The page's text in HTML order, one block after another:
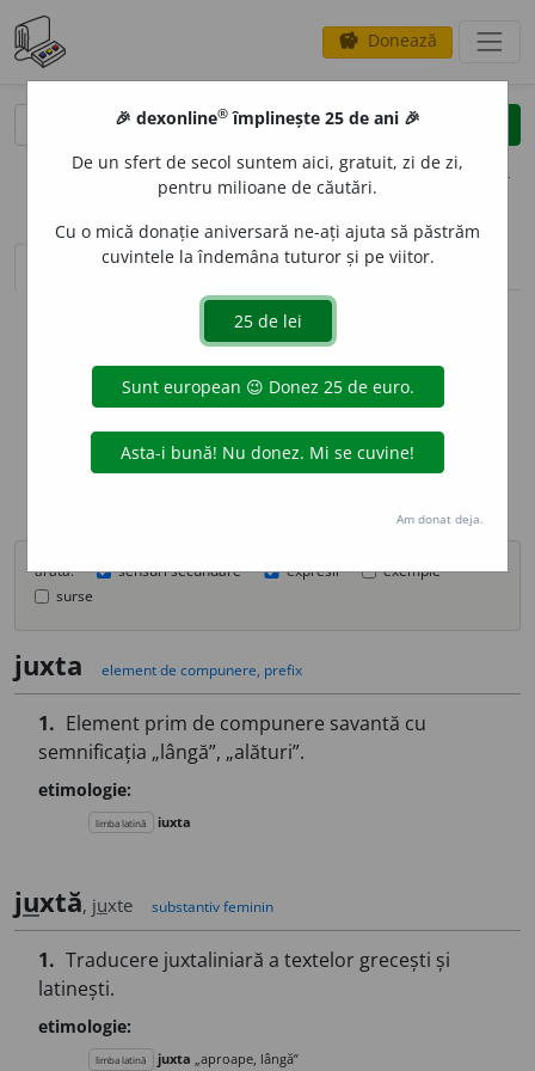
savings Donează
clear
opțiuni
sinteza definițiilor (2) definiții (17) declinări
info
Aceste definiții sunt compilate de
echipa dexonline. Definițiile
originale se află pe filadefiniții.
preferințe
arată: sensuri secundare expresii
exemple
surse
juxta element de compunere, prefix
1. Element prim de compunere savantă cu
semnificația „lângă”, „alături”.
etimologie:
limba latină iuxta
juxtă, juxte substantiv feminin
1. Traducere juxtaliniară a textelor grecești și
latinești.
etimologie:
limba latină juxta „aproape, lângă”
🎉 dexonline® împlinește 25 de ani 🎉
De un sfert de secol suntem aici, gratuit, zi de zi,
pentru milioane de căutări.
Cu o mică donație aniversară ne-ați ajuta să păstrăm
cuvintele la îndemâna tuturor și pe viitor.
Am donat deja.